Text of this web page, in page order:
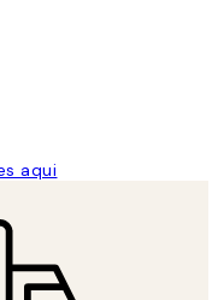
aqui